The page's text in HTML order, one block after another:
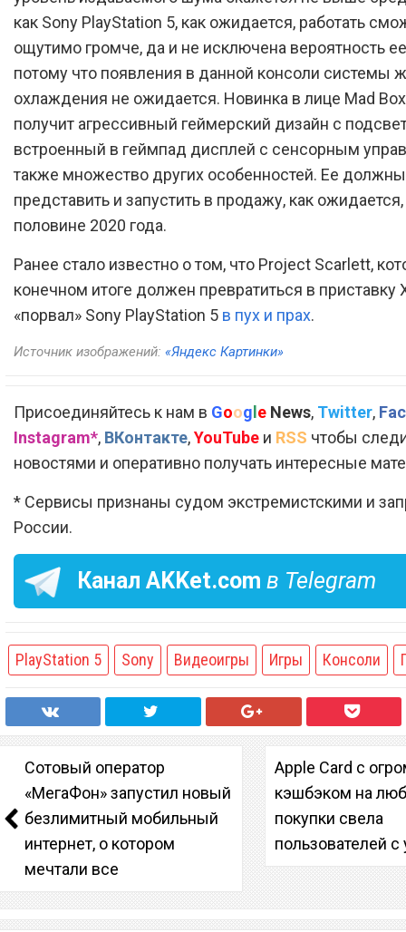
как Sony PlayStation 5, как ожидается, работать
ощутимо громче, да и не исключена вероятность
потому что появления в данной консоли системы
охлаждения не ожидается. Новинка в лице Mad
получит агрессивный геймерский дизайн с
встроенный в геймпад дисплей с сенсорным
также множество других особенностей. Ее должны
представить и запустить в продажу, как
половине 2020 года.
Ранее стало известно о том, что Project Scarlett,
конечном итоге должен превратиться в приставку
«порвал» Sony PlayStation 5 в пух и прах.
Источник изображений: «Яндекс Картинки»
Присоединяйтесь к нам в Google News, Twitter,
Instagram*, ВКонтакте,YouTube и RSS чтобы
новостями и оперативно получать интересные
* Сервисы признаны судом экстремистскими и
России.
Канал AKKet.com в Telegram
PlayStation 5 Sony Видеоигры Игры Консоли
Сотовый оператор
«МегаФон» запустил новый
безлимитный мобильный
интернет, о котором
мечтали все
Apple Card с
кэшбэком на
покупки свела
пользователей с